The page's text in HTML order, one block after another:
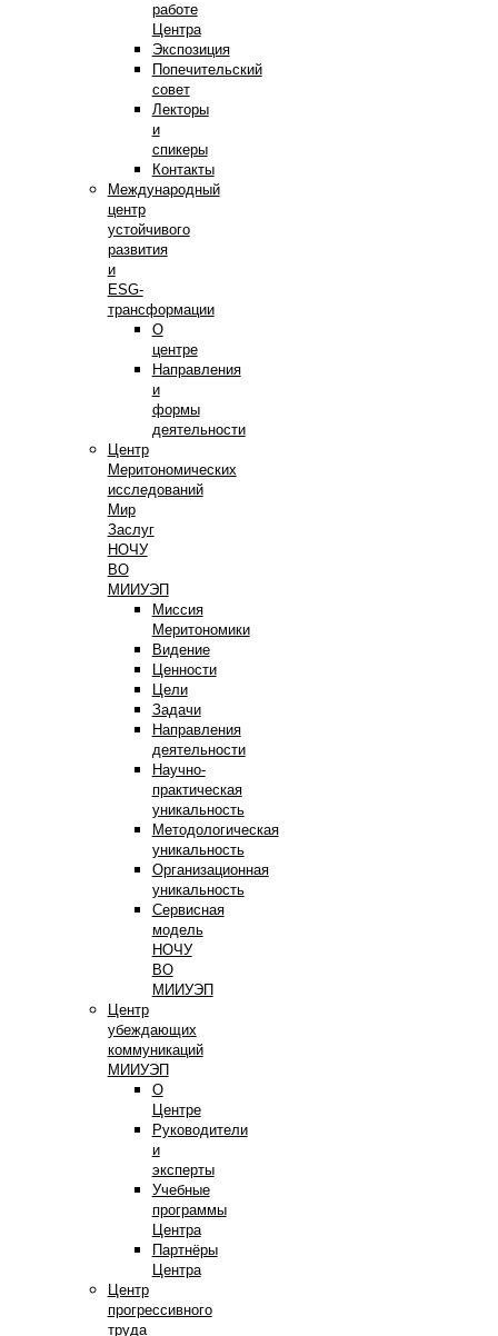
работе
Центра
Экспозиция
Попечительский
совет
Лекторы
и
спикеры
Контакты
Международный
центр
устойчивого
развития
и
ESG-
трансформации
О
центре
Направления
и
формы
деятельности
Центр
Меритономических
исследований
Мир
Заслуг
НОЧУ
ВО
МИИУЭП
Миссия
Меритономики
Видение
Ценности
Цели
Задачи
Направления
деятельности
Научно-
практическая
уникальность
Методологическая
уникальность
Организационная
уникальность
Сервисная
модель
НОЧУ
ВО
МИИУЭП
Центр
убеждающих
коммуникаций
МИИУЭП
О
Центре
Руководители
и
эксперты
Учебные
программы
Центра
Партнёры
Центра
Центр
прогрессивного
труда